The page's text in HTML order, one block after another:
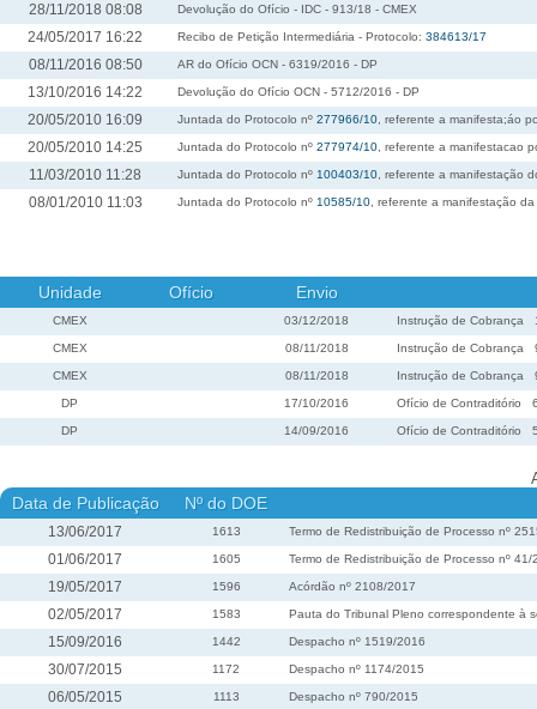
28/11/2018 08:08 Devolução do Ofício - IDC - 913/18 - CMEX
24/05/2017 16:22 Recibo de Petição Intermediária - Protocolo: 384613/17
08/11/2016 08:50 AR do Ofício OCN - 6319/2016 - DP
13/10/2016 14:22 Devolução do Ofício OCN - 5712/2016 - DP
20/05/2010 16:09 Juntada do Protocolo nº 277966/10 , referente a manifesta;áo
20/05/2010 14:25 Juntada do Protocolo nº 277974/10 , referente a manifestacao
11/03/2010 11:28 Juntada do Protocolo nº 100403/10 , referente a manifestação
08/01/2010 11:03 Juntada do Protocolo nº 10585/10 , referente a manifestação
Unidade Ofício Envio
CMEX 03/12/2018 Instrução de Cobrança
CMEX 08/11/2018 Instrução de Cobrança
CMEX 08/11/2018 Instrução de Cobrança
DP 17/10/2016 Ofício de Contraditório
DP 14/09/2016 Ofício de Contraditório
Data de Publicação Nº do DOE
13/06/2017 1613 Termo de Redistribuição de Processo nº
01/06/2017 1605 Termo de Redistribuição de Processo nº 41/
19/05/2017 1596 Acórdão nº 2108/2017
02/05/2017 1583 Pauta do Tribunal Pleno correspondente à
15/09/2016 1442 Despacho nº 1519/2016
30/07/2015 1172 Despacho nº 1174/2015
06/05/2015 1113 Despacho nº 790/2015